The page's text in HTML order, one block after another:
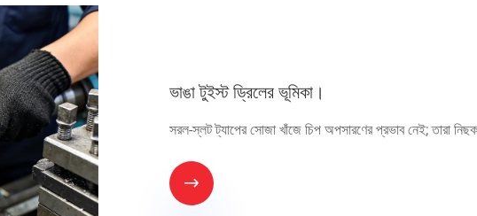
ভাঙা টুইস্ট ড্রিলের ভূমিকা।
সরল-স্লট ট্যাপের সোজা খাঁজে চিপ অপসারণের প্রভাব নেই; তারা
